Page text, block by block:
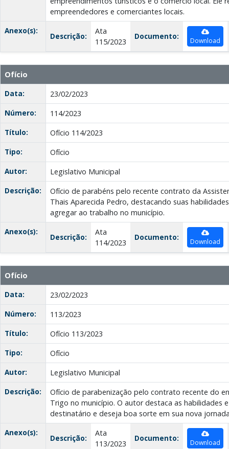
empreendedores e comerciantes locais.
Anexo(s):
Descrição:
Ata
115/2023
Documento: Download
Ofício
Data:
23/02/2023
Número:
114/2023
Título:
Ofício 114/2023
Tipo:
Ofício
Autor:
Legislativo Municipal
Descrição:
Ofício de parabéns pelo recente contrato da
Thais Aparecida Pedro, destacando suas
agregar ao trabalho no município.
Anexo(s):
Descrição:
Ata
114/2023
Documento: Download
Ofício
Data:
23/02/2023
Número:
113/2023
Título:
Ofício 113/2023
Tipo:
Ofício
Autor:
Legislativo Municipal
Descrição:
Ofício de parabenização pelo contrato recente do
Trigo no município. O autor destaca as habilidades
destinatário e deseja boa sorte em sua nova
Anexo(s):
Descrição:
Ata
113/2023
Documento: Download